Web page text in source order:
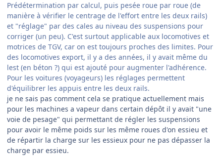
Prédétermination par calcul, puis pesée roue par roue (de
manière à vérifier le centrage de l'effort entre les deux rails)
et "réglage" par des cales au niveau des suspensions pour
corriger (un peu). C'est surtout applicable aux locomotives et
motrices de TGV, car on est toujours proches des limites. Pour
des locomotives export, il y a des années, il y avait même du
lest (en béton ?) qui est ajouté pour augmenter l'adhérence.
Pour les voitures (voyageurs) les réglages permettent
d'équilibrer les appuis entre les deux rails.
je ne sais pas comment cela se pratique actuellement mais
pour les machines a vapeur dans certain dépôt il y avait "une
voie de pesage" qui permettant de régler les suspensions
pour avoir le même poids sur les même roues d'on essieu et
de répartir la charge sur les essieux pour ne pas dépasser la
charge par essieu.